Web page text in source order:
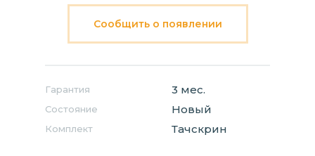
Сообщить о появлении
Гарантия 3 мес.
Состояние Новый
Комплект Тачскрин